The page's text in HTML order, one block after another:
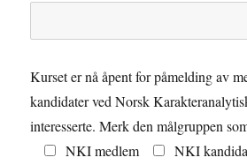
Kurset er nå åpent for påmelding av
kandidater ved Norsk
interesserte. Merk den målgruppen
NKI medlem
NKI